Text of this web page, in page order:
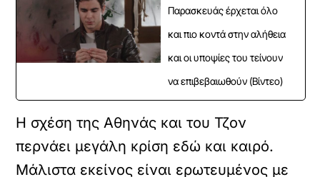
Παρασκευάς έρχεται όλο
και πιο κοντά στην αλήθεια
και οι υποψίες του τείνουν
να επιβεβαιωθούν (Βίντεο)
Η σχέση της Αθηνάς και του Τζον
περνάει μεγάλη κρίση εδώ και καιρό.
Μάλιστα εκείνος είναι ερωτευμένος με